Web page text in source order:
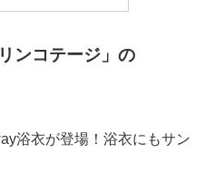
ンコテージ」の
浴衣が登場！浴衣にもサン